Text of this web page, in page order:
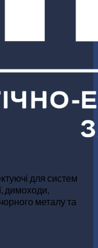
для систем
димоходи,
металу та